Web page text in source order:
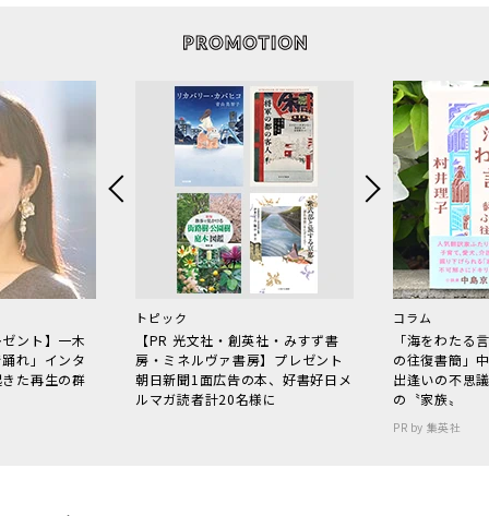
ント】一木
れ」インタ
た再生の群
トピック
【PR 光文社・創英社・みすず書
房・ミネルヴァ書房】プレゼント
朝日新聞1面広告の本、好書好日メ
ルマガ読者計20名様に
コラム
「海をわた
の往復書簡」
出逢いの不思
の〝家族〟
PR by 集英社